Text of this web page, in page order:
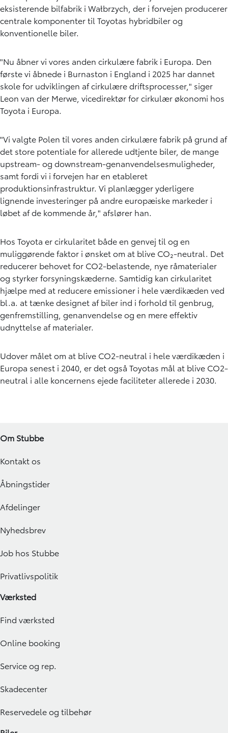
eksisterende bilfabrik i Wałbrzych, der i forvejen producerer
centrale komponenter til Toyotas hybridbiler og
konventionelle biler.
"Nu åbner vi vores anden cirkulære fabrik i Europa. Den
første vi åbnede i Burnaston i England i 2025 har dannet
skole for udviklingen af cirkulære driftsprocesser," siger
Leon van der Merwe, vicedirektør for cirkulær økonomi hos
Toyota i Europa.
"Vi valgte Polen til vores anden cirkulære fabrik på grund af
det store potentiale for allerede udtjente biler, de mange
upstream- og downstream-genanvendelsesmuligheder,
samt fordi vi i forvejen har en etableret
produktionsinfrastruktur. Vi planlægger yderligere
lignende investeringer på andre europæiske markeder i
løbet af de kommende år," afslører han.
Hos Toyota er cirkularitet både en genvej til og en
muliggørende faktor i ønsket om at blive CO₂-neutral. Det
reducerer behovet for CO2-belastende, nye råmaterialer
og styrker forsyningskæderne. Samtidig kan cirkularitet
hjælpe med at reducere emissioner i hele værdikæden ved
bl.a. at tænke designet af biler ind i forhold til genbrug,
genfremstilling, genanvendelse og en mere effektiv
udnyttelse af materialer.
Udover målet om at blive CO2-neutral i hele værdikæden i
Europa senest i 2040, er det også Toyotas mål at blive CO2-
neutral i alle koncernens ejede faciliteter allerede i 2030.
Om Stubbe
Kontakt os
Åbningstider
Afdelinger
Nyhedsbrev
Job hos Stubbe
Privatlivspolitik
Værksted
Find værksted
Online booking
Service og rep.
Skadecenter
Reservedele og tilbehør